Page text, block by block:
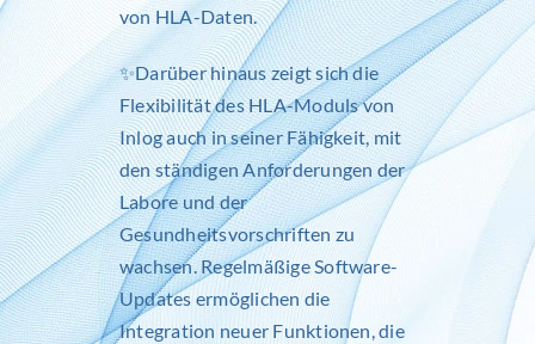
von HLA-Daten.
✨Darüber hinaus zeigt sich die
Flexibilität des HLA-Moduls von
Inlogauch in seiner Fähigkeit, mit
den ständigen Anforderungen der
Labore und der
Gesundheitsvorschriften zu
wachsen. Regelmäßige Software-
Updates ermöglichen die
Integration neuer Funktionen, die